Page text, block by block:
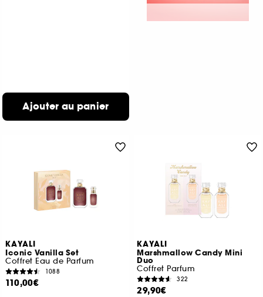
Ajouter au panier
KAYALI
Iconic Vanilla Set
Coffret Eau de Parfum
1088
110,00€
KAYALI
Marshmallow Candy Mini
Duo
Coffret Parfum
322
29,90€